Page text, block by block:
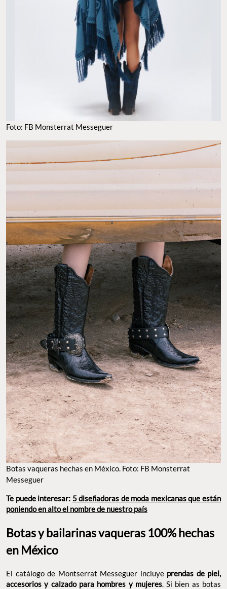
Foto: FB Monsterrat Messeguer
Botas vaqueras hechas en México. Foto: FB Monsterrat
Messeguer
Te puede interesar: 5 diseñadoras de moda mexicanas que están
poniendo en alto el nombre de nuestro país
Botas y bailarinas vaqueras 100% hechas
en México
El catálogo de Montserrat Messeguer incluye prendas de piel,
accesorios y calzado para hombres y mujeres. Si bien as botas